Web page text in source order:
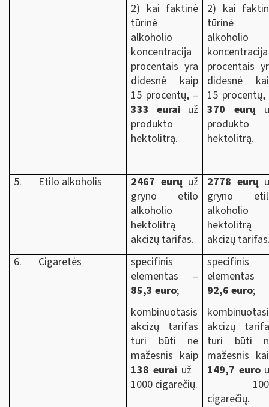
2) kai faktinė
tūrinė
alkoholio
koncentracija
procentais yra
didesnė kaip
15 procentų, –
333 eurai už
produkto
hektolitrą.
2) kai
tūrinė
alkoholio
koncentracija
procentais
didesnė
15 procentų,
370 eurų
produkto
hektolitrą.
5. Etilo alkoholis 2467 eurų už
gryno etilo
alkoholio
hektolitrą
akcizų tarifas.
2778 eurų
gryno
alkoholio
hektolitrą
akcizų
6.
Cigaretės
specifinis
elementas –
85,3 euro;
kombinuotasis
akcizų tarifas
turi būti ne
mažesnis kaip
138 eurai už
1000 cigarečių.
specifinis
elementas
92,6 euro;
akcizų
turi būti
mažesnis
149,7 euro
cigarečių.